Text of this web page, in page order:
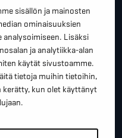
sisällön ja mainosten
ominaisuuksien
analysoimiseen. Lisäksi
ja analytiikka-alan
käytät sivustoamme.
tietoja muihin tietoihin,
kerätty, kun olet käyttänyt
lämpimiä